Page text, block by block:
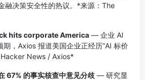
融决策安全性的热议。*来源：The
hits corporate America — 企业 AI
期，Axios 报道美国企业正经历”AI 标价
News / Axios*
67% 的事实核查中意见分歧 — 研究显